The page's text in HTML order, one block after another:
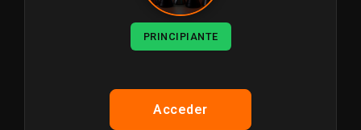
PRINCIPIANTE
Acceder